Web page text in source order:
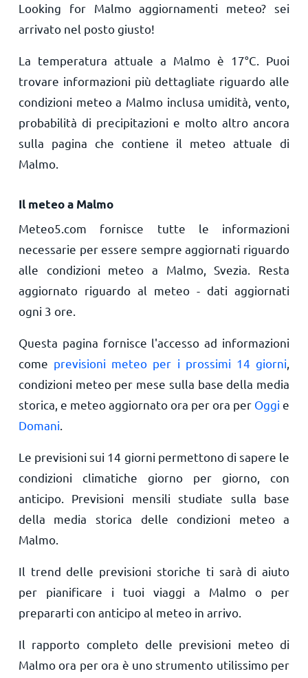
Looking for Malmo aggiornamenti meteo? sei
arrivato nel posto giusto!
La temperatura attuale a Malmo è 17°C . Puoi
trovare informazioni più dettagliate riguardo alle
condizioni meteo a Malmo inclusa umidità, vento,
probabilità di precipitazioni e molto altro ancora
sulla pagina che contiene il meteo attuale di
Malmo.
Il meteo a Malmo
Meteo5.com fornisce tutte le informazioni
necessarie per essere sempre aggiornati riguardo
alle condizioni meteo a Malmo, Svezia. Resta
aggiornato riguardo al meteo - dati aggiornati
ogni 3 ore.
Questa pagina fornisce l'accesso ad informazioni
come previsioni meteo per i prossimi 14 giorni
condizioni meteo per mese sulla base della media
storica, e meteo aggiornato ora per ora per Oggi e
Domani
Le previsioni sui 14 giorni permettono di sapere le
condizioni climatiche giorno per giorno, con
anticipo. Previsioni mensili studiate sulla base
della media storica delle condizioni meteo a
Malmo.
Il trend delle previsioni storiche ti sarà di aiuto
per pianificare i tuoi viaggi a Malmo o per
prepararti con anticipo al meteo in arrivo.
Il rapporto completo delle previsioni meteo di
Malmo ora per ora è uno strumento utilissimo per